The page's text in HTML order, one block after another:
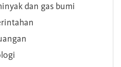
dan gas bumi